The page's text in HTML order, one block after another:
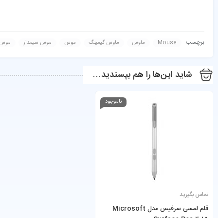
برچسب: Mouse ماوس ماوس گیمینگ موس موس سیمدار
شاید این‌ها را هم بپسندید…
ناموجود
تماس بگیرید
قلم لمسی سرفیس مدل Microsoft